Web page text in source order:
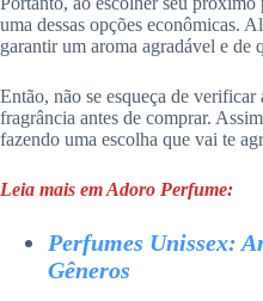
uma dessas opções econômicas.
garantir um aroma agradável e de
Então, não se esqueça de verificar
fragrância antes de comprar.
fazendo uma escolha que vai te
Leia mais em Adoro Perfume:
Perfumes Unissex:
Gêneros